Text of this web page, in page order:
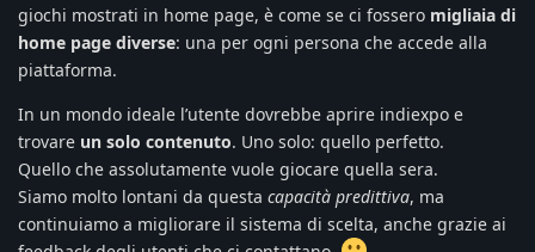
giochi mostrati in home page, è come se ci fossero migliaia di
home page diverse: una per ogni persona che accede alla
piattaforma.
In un mondo ideale l’utente dovrebbe aprire indiexpo e
trovare un solo contenuto. Uno solo: quello perfetto.
Quello che assolutamente vuole giocare quella sera.
Siamo molto lontani da questa capacità predittiva, ma
continuiamo a migliorare il sistema di scelta, anche grazie ai